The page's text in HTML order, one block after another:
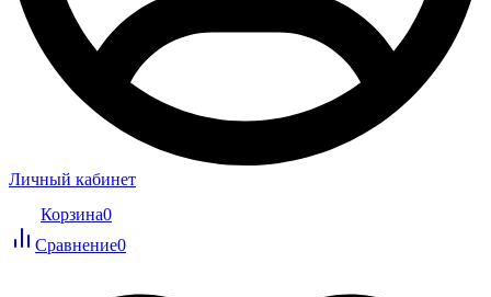
Личный кабинет
Корзина0
Сравнение0